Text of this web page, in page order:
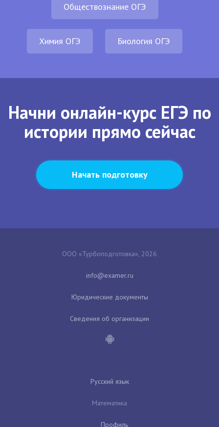
Обществознание ОГЭ
Химия ОГЭ Биология ОГЭ
Начни онлайн-курс ЕГЭ по
истории прямо сейчас
Начать подготовку
ООО «Турбоподготовка», 2026
Юридические документы
Сведения об организации
Русский язык
Математика
Профиль